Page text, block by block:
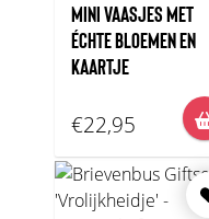
MINI VAASJES MET
ÉCHTE BLOEMEN EN
KAARTJE
€22,95